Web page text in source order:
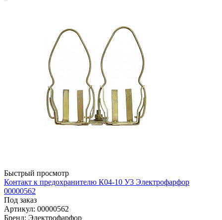
Быстрый просмотр
Контакт к предохранителю К04-10 У3 Электрофарфор
00000562
Под заказ
Артикул: 00000562
Бренд: Электрофарфор